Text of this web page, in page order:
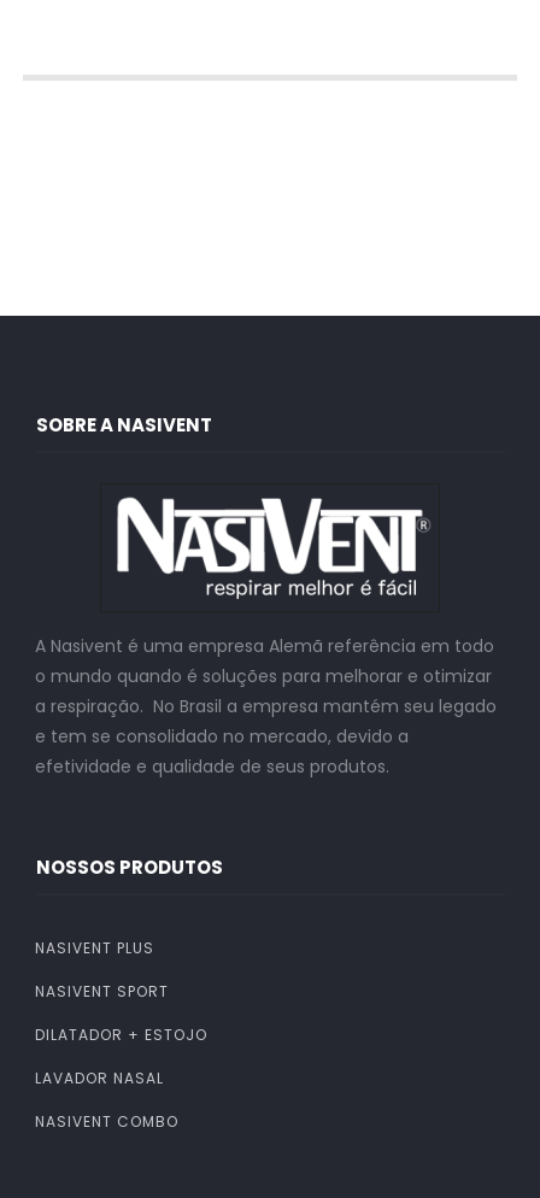
SOBRE A NASIVENT
A Nasivent é uma empresa Alemã referência em todo
o mundo quando é soluções para melhorar e otimizar
a respiração. No Brasil a empresa mantém seu legado
e tem se consolidado no mercado, devido a
efetividade e qualidade de seus produtos.
NOSSOS PRODUTOS
NASIVENT PLUS
NASIVENT SPORT
DILATADOR + ESTOJO
LAVADOR NASAL
NASIVENT COMBO